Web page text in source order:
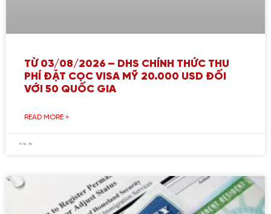
TỪ 03/08/2026 – DHS CHÍNH THỨC THU
PHÍ ĐẶT CỌC VISA MỸ 20.000 USD ĐỐI
VỚI 50 QUỐC GIA
READ MORE »